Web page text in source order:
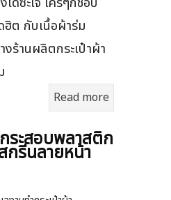
ต กับเนื้อผ้าร่ม
ร้านผลิตกระเป๋าผ้า
Read more
ระสอบพลาสติก
กรีนลายหน้า